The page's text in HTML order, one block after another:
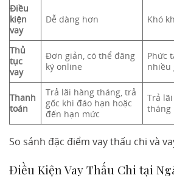
Điều
kiện
vay
Dễ dàng hơn Khó
Thủ
tục
vay
Đơn giản, có thể đăng
ký online
Phức
nhiều
Thanh
toán
Trả lãi hàng tháng, trả
gốc khi đáo hạn hoặc
đến hạn mức
Trả
tháng
So sánh đặc điểm vay thấu chi và
Điều Kiện Vay Thấu Chi tại